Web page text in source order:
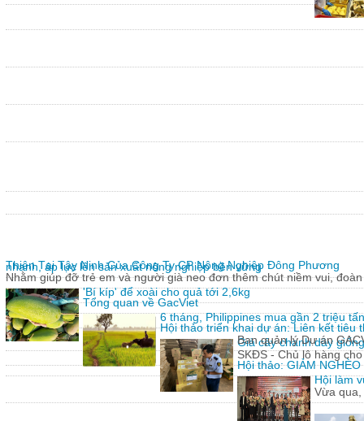
nhanh, áp lực lên sản xuất nông nghiệp bền vững
'Bí kíp' để xoài cho quả tới 2,6kg
6 tháng, Philippines mua gần 2 triệu
Giả cây chanh dây
SKĐS - Chủ lô hàng
Hội làm
Vừa qua,
Thiện Tại Tây Ninh Của Công Ty CP Nông Nghiệp Đông Phương
Nhằm giúp đỡ trẻ em và người già neo đơn thêm chút niềm vui,
Tổng quan về GacViet
Hội thảo triển khai dự án: Liên kết tiêu
Ban quản lý Dự án
Hội thảo: GIẢM